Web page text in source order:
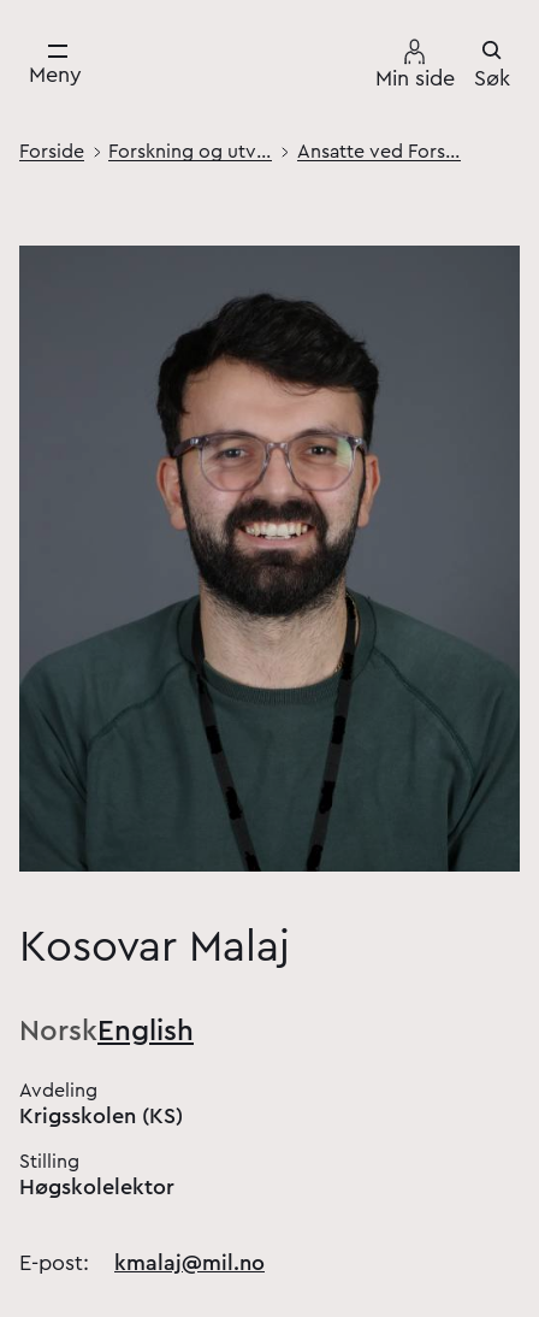
Meny Min side Søk
Forside Forskning og utvikling Ansatte ved Forsvarets høgskole
Kosovar Malaj
NorskEnglish
Avdeling
Krigsskolen (KS)
Stilling
Høgskolelektor
E-post: kmalaj@mil.no